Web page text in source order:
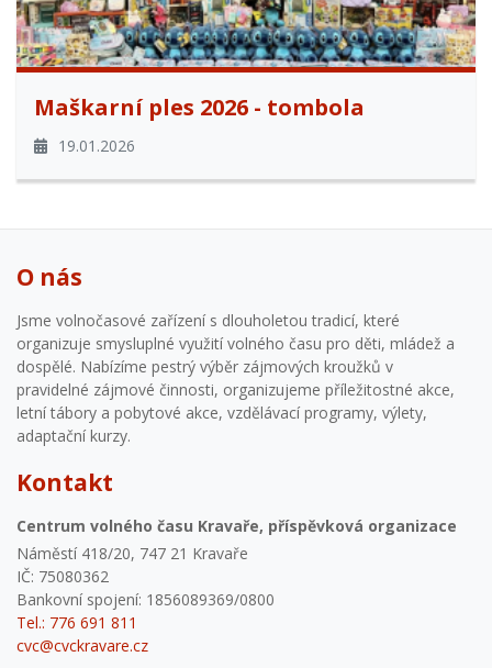
Maškarní ples 2026 - tombola
19.01.2026
O nás
Jsme volnočasové zařízení s dlouholetou tradicí, které
organizuje smysluplné využití volného času pro děti, mládež a
dospělé. Nabízíme pestrý výběr zájmových kroužků v
pravidelné zájmové činnosti, organizujeme příležitostné akce,
letní tábory a pobytové akce, vzdělávací programy, výlety,
adaptační kurzy.
Kontakt
Centrum volného času Kravaře, příspěvková organizace
Náměstí 418/20, 747 21 Kravaře
IČ: 75080362
Bankovní spojení: 1856089369/0800
Tel.: 776 691 811
cvc@cvckravare.cz